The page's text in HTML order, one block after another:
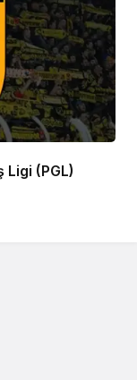
(PGL)